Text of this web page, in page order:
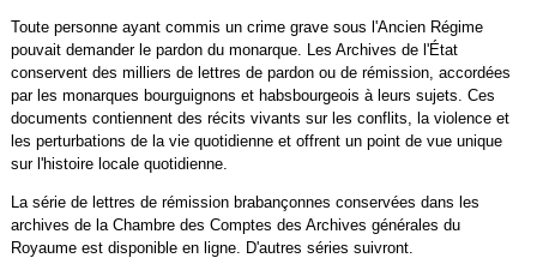
Toute personne ayant commis un crime grave sous l'Ancien Régime
pouvait demander le pardon du monarque. Les Archives de l'État
conservent des milliers de lettres de pardon ou de rémission, accordées
par les monarques bourguignons et habsbourgeois à leurs sujets. Ces
documents contiennent des récits vivants sur les conflits, la violence et
les perturbations de la vie quotidienne et offrent un point de vue unique
sur l'histoire locale quotidienne.
La série de lettres de rémission brabançonnes conservées dans les
archives de la Chambre des Comptes des Archives générales du
Royaume est disponible en ligne. D'autres séries suivront.